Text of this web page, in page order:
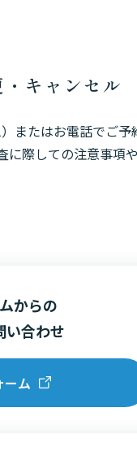
キャンセル
またはお電話でご予
際しての注意事項
からの
い合わせ
ム